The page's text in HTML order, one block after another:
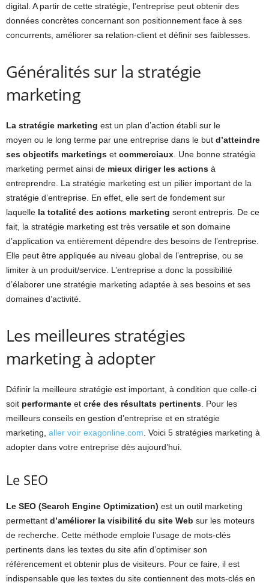
digital. A partir de cette stratégie, l’entreprise peut obtenir des
données concrètes concernant son positionnement face à ses
concurrents, améliorer sa relation-client et définir ses faiblesses.
Généralités sur la stratégie
marketing
La stratégie marketing est un plan d’action établi sur le
moyen ou le long terme par une entreprise dans le but d’atteindre
ses objectifs marketings et commerciaux . Une bonne stratégie
marketing permet ainsi de mieux diriger les actions à
entreprendre. La stratégie marketing est un pilier important de la
stratégie d’entreprise. En effet, elle sert de fondement sur
laquelle la totalité des actions marketing seront entrepris. De ce
fait, la stratégie marketing est très versatile et son domaine
d’application va entièrement dépendre des besoins de l’entreprise.
Elle peut être appliquée au niveau global de l’entreprise, ou se
limiter à un produit/service. L’entreprise a donc la possibilité
d’élaborer une stratégie marketing adaptée à ses besoins et ses
domaines d’activité.
Les meilleures stratégies
marketing à adopter
Définir la meilleure stratégie est important, à condition que celle-ci
soit performante et crée des résultats pertinents . Pour les
meilleurs conseils en gestion d’entreprise et en stratégie
marketing, aller voir exagonline.com . Voici 5 stratégies marketing à
adopter dans votre entreprise dès aujourd’hui.
Le SEO
Le SEO (Search Engine Optimization) est un outil marketing
permettant d’améliorer la visibilité du site Web sur les moteurs
de recherche. Cette méthode emploie l’usage de mots-clés
pertinents dans les textes du site afin d’optimiser son
référencement et obtenir plus de visiteurs. Pour ce faire, il est
indispensable que les textes du site contiennent des mots-clés en